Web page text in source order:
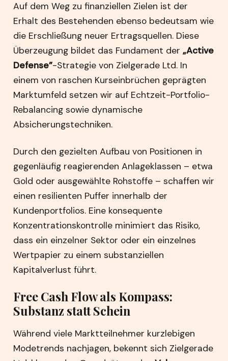
Auf dem Weg zu finanziellen Zielen ist der
Erhalt des Bestehenden ebenso bedeutsam wie
die Erschließung neuer Ertragsquellen. Diese
Überzeugung bildet das Fundament der „Active
Defense”-Strategie von Zielgerade Ltd. In
einem von raschen Kurseinbrüchen geprägten
Marktumfeld setzen wir auf Echtzeit-Portfolio-
Rebalancing sowie dynamische
Absicherungstechniken.
Durch den gezielten Aufbau von Positionen in
gegenläufig reagierenden Anlageklassen – etwa
Gold oder ausgewählte Rohstoffe – schaffen wir
einen resilienten Puffer innerhalb der
Kundenportfolios. Eine konsequente
Konzentrationskontrolle minimiert das Risiko,
dass ein einzelner Sektor oder ein einzelnes
Wertpapier zu einem substanziellen
Kapitalverlust führt.
Free Cash Flow als Kompass:
Substanz statt Schein
Während viele Marktteilnehmer kurzlebigen
Modetrends nachjagen, bekennt sich Zielgerade